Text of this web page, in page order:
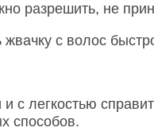
разрешить, не
жвачку с волос
и с легкостью
способов.